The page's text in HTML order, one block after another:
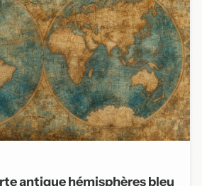
antique hémisphères bleu